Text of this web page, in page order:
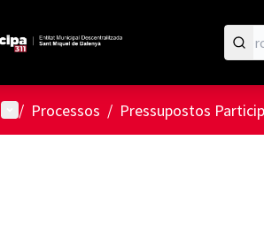
Menú principal
/ Processos / Pressupostos